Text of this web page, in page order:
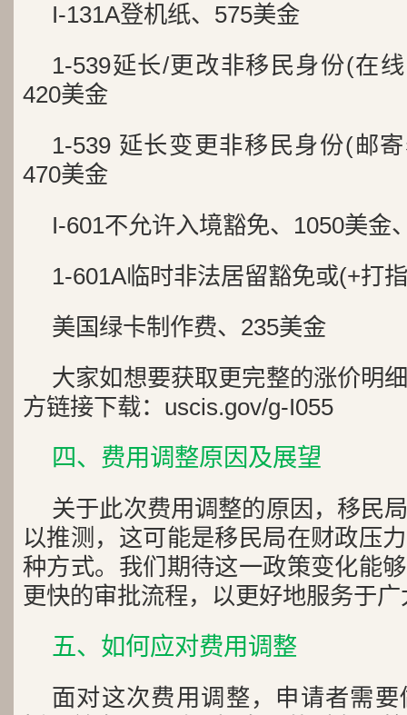
I-131A登机纸、575美金
1-539延长/更改非移民身份(在
420美金
1-539 延长变更非移民身份(邮
470美金
I-601不允许入境豁免、1050美金
1-601A临时非法居留豁免或(+打
美国绿卡制作费、235美金
大家如想要获取更完整的涨价明
方链接下载：uscis.gov/g-I055
四、费用调整原因及展望
关于此次费用调整的原因，移民
以推测，这可能是移民局在财政压
种方式。我们期待这一政策变化能
更快的审批流程，以更好地服务于
五、如何应对费用调整
面对这次费用调整，申请者需